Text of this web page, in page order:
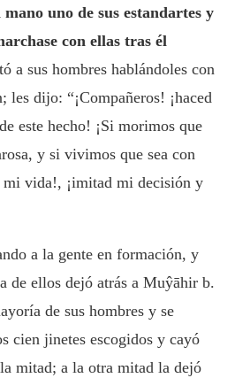
uno de sus estandartes y
con ellas tras él
a sus hombres hablándoles con
les dijo: “¡Compañeros! ¡haced
este hecho! ¡Si morimos que
y si vivimos que sea con
mi vida!, ¡imitad mi decisión y
a la gente en formación, y
de ellos dejó atrás a Muŷāhir b.
de sus hombres y se
cien jinetes escogidos y cayó
mitad; a la otra mitad la dejó